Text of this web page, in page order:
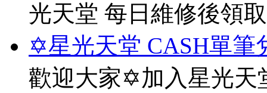
光天堂 每日維修後領
✡星光天堂 CASH單筆
歡迎大家✡加入星光天